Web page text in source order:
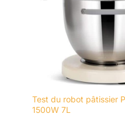
Test du robot pâtissier
1500W 7L